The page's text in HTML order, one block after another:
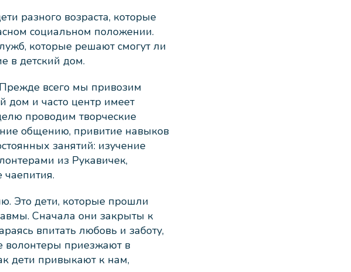
разного возраста, которые
социальном положении.
которые решают смогут ли
в детский дом.
всего мы привозим
дом и часто центр имеет
проводим творческие
общению, привитие навыков
занятий: изучение
из Рукавичек,
Это дети, которые прошли
Сначала они закрыты к
впитать любовь и заботу,
волонтеры приезжают в
дети привыкают к нам,